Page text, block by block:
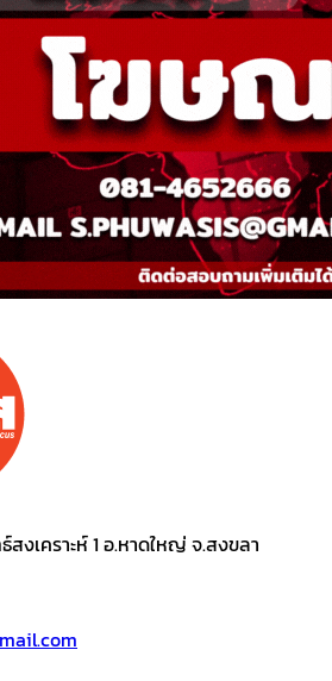
งเคราะห์ 1 อ.หาดใหญ่ จ.สงขลา